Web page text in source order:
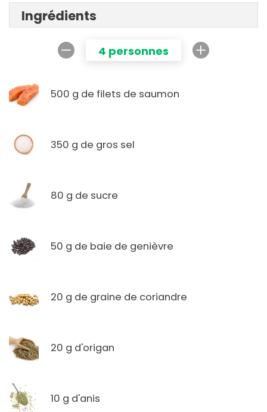
Ingrédients
4 personnes
500 g de filets de saumon
350 g de gros sel
80 g de sucre
50 g de baie de genièvre
20 g de graine de coriandre
20 g d'origan
10 g d'anis